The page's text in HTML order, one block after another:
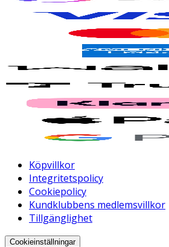
Köpvillkor
Integritetspolicy
Cookiepolicy
Kundklubbens medlemsvillkor
Tillgänglighet
Cookieinställningar